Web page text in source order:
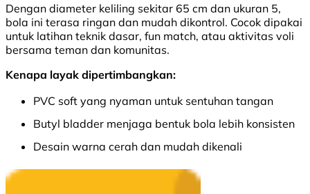
Dengan diameter keliling sekitar 65 cm dan ukuran 5,
bola ini terasa ringan dan mudah dikontrol. Cocok dipakai
untuk latihan teknik dasar, fun match, atau aktivitas voli
bersama teman dan komunitas.
Kenapa layak dipertimbangkan:
PVC soft yang nyaman untuk sentuhan tangan
Butyl bladder menjaga bentuk bola lebih konsisten
Desain warna cerah dan mudah dikenali